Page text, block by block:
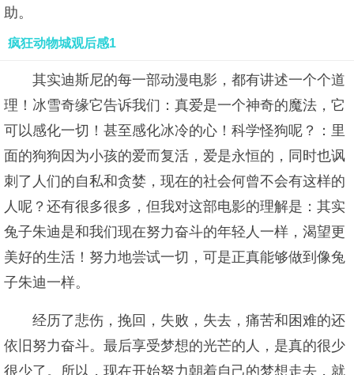
助。
疯狂动物城观后感1
其实迪斯尼的每一部动漫电影，都有讲述一个个道
理！冰雪奇缘它告诉我们：真爱是一个神奇的魔法，它
可以感化一切！甚至感化冰冷的心！科学怪狗呢？：里
面的狗狗因为小孩的爱而复活，爱是永恒的，同时也讽
刺了人们的自私和贪婪，现在的社会何曾不会有这样的
人呢？还有很多很多，但我对这部电影的理解是：其实
兔子朱迪是和我们现在努力奋斗的年轻人一样，渴望更
美好的生活！努力地尝试一切，可是正真能够做到像兔
子朱迪一样。
经历了悲伤，挽回，失败，失去，痛苦和困难的还
依旧努力奋斗。最后享受梦想的光芒的人，是真的很少
很少了。所以，现在开始努力朝着自己的梦想走去，就